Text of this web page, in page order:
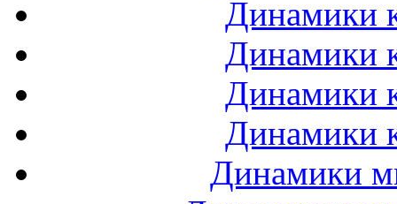
Динамики
Динамики
Динамики
Динамики
Динамики